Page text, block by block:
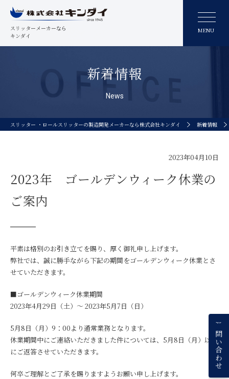
スリッターメーカーなら
キンダイ
MENU
お問い合わせ
新着情報
News
スリッター ・ロールスリッターの製造開発メーカーなら株式会社キンダイ 新着情報
2023年04月10日
2023年 ゴールデンウィーク休業の
ご案内
平素は格別のお引き立てを賜り、厚く御礼申し上げます。
弊社では、誠に勝手ながら下記の期間をゴールデンウィーク休業とさ
せていただきます。
■ゴールデンウィーク休業期間
2023年4月29日（土）～ 2023年5月7日（日）
5月8日（月）9：00より通常業務となります。
休業期間中にご連絡いただきました件については、5月8日（月）以降
にご返答させていただきます。
何卒ご理解とご了承を賜りますようお願い申し上げます。